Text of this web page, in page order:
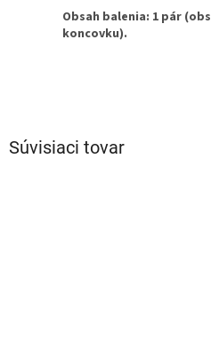
Súvisiaci tovar
Obsah balenia: 1 pár
koncovku).